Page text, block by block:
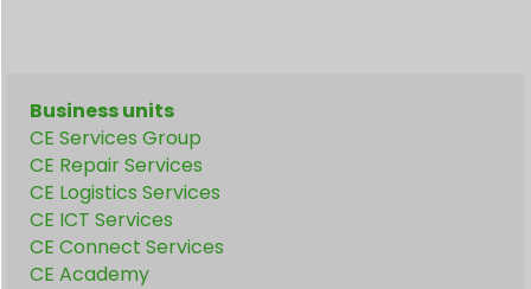
Business units
CE Services Group
CE Repair Services
CE Logistics Services
CE ICT Services
CE Connect Services
CE Academy